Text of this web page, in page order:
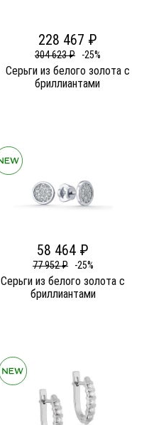
228 467 ₽
304 623 ₽ -25%
Серьги из белого золота c
бриллиантами
58 464 ₽
77 952 ₽ -25%
Серьги из белого золота c
бриллиантами